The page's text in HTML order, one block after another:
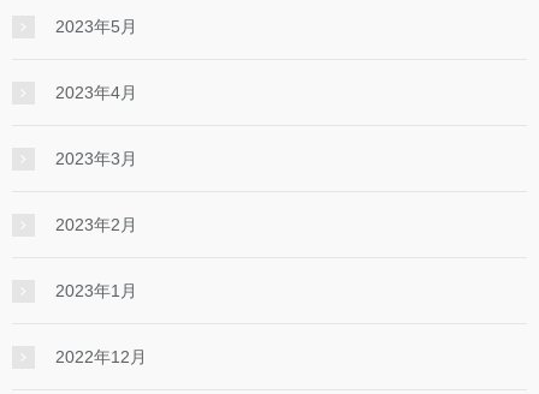
2023年5月
2023年4月
2023年3月
2023年2月
2023年1月
2022年12月